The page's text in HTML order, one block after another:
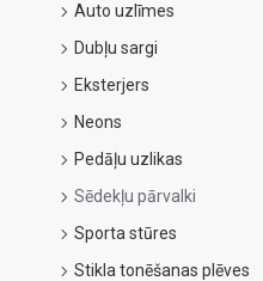
Auto uzlīmes
Dubļu sargi
Eksterjers
Neons
Pedāļu uzlikas
Sēdekļu pārvalki
Sporta stūres
Stikla tonēšanas plēves